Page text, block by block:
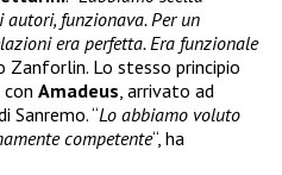
funzionava. Per un
era perfetta. Era funzionale
Zanforlin. Lo stesso principio
Amadeus , arrivato ad
Sanremo. “Lo abbiamo voluto
competente“, ha